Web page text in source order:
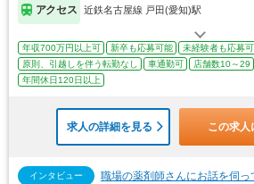
アクセス 近鉄名古屋線 戸田(愛知)駅
年収700万円以上可 新卒も応募可能
未経験者も応募
原則、引越しを伴う転勤なし
車通勤可 店舗数10～29
年間休日120日以上
求人の詳細を見る この求人
インタビュー 職場の薬剤師さんにお話を伺っ